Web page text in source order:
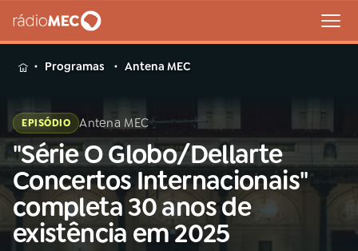
MENU
Buscar
na
Rádio
MEC
Buscar
Início AO VIVO
Programas Antena MEC
EPISÓDIO Antena MEC
"Série O Globo/Dellarte
Concertos Internacionais"
completa 30 anos de
existência em 2025